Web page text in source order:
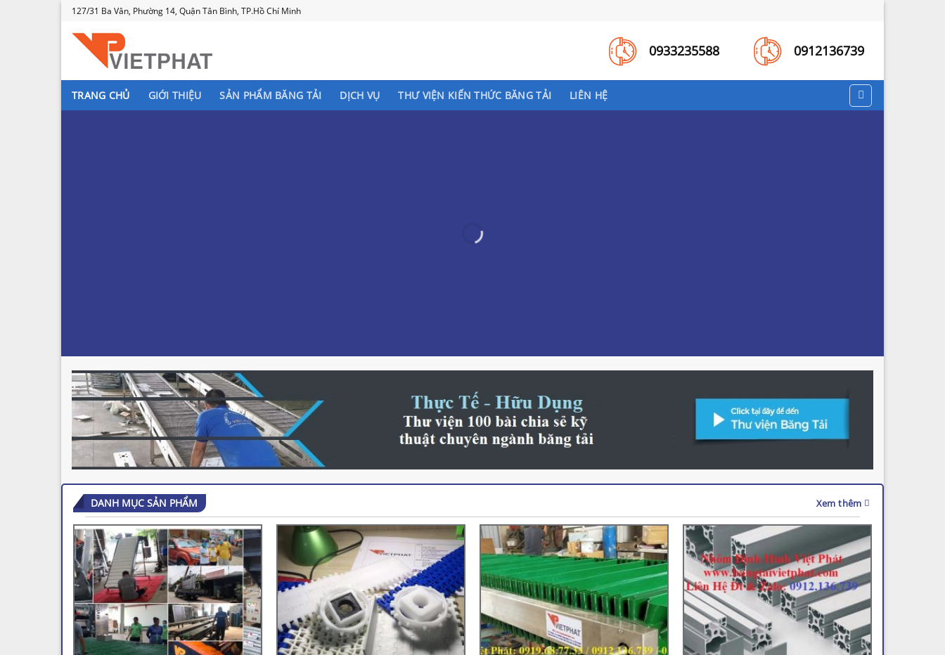
Skip
content
127/31 Ba Vân, Phường 14, Quận Tân Bình, TP.Hồ Chí Minh
0933235588 0912136739
TRANG CHỦ GIỚI THIỆU SẢN PHẨM BĂNG TẢI DỊCH VỤ THƯ VIỆN KIẾN THỨC BĂNG TẢI LIÊN HỆ
DANH MỤC SẢN PHẨM Xem thêm